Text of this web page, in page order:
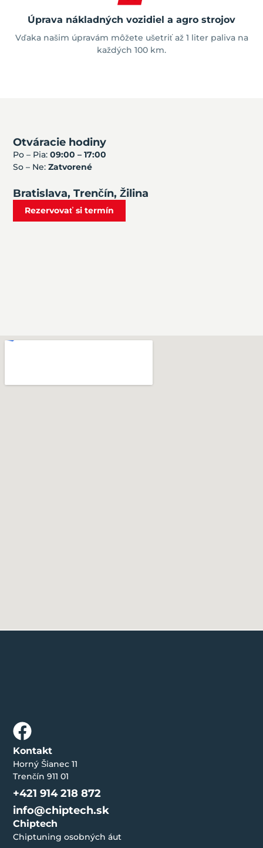
Úprava nákladných vozidiel a agro strojov
Vďaka našim úpravám môžete ušetriť až 1 liter paliva na
každých 100 km.
Otváracie hodiny
Po – Pia:09:00 – 17:00
So – Ne:Zatvorené
Bratislava, Trenčín, Žilina
Rezervovať si termín
Chiptech
Chiptuning osobných áut
Kontakt
Horný Šianec 11
Trenčín 911 01
+421 914 218 872
info@chiptech.sk